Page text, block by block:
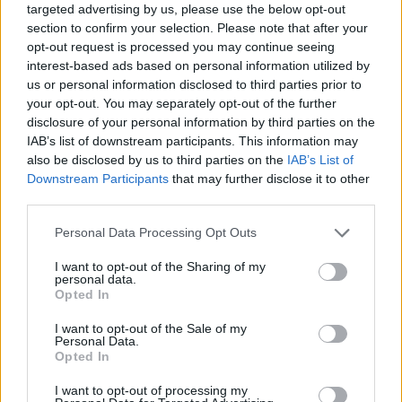
targeted advertising by us, please use the below opt-out
section to confirm your selection. Please note that after your
opt-out request is processed you may continue seeing
interest-based ads based on personal information utilized by
us or personal information disclosed to third parties prior to
your opt-out. You may separately opt-out of the further
disclosure of your personal information by third parties on the
IAB’s list of downstream participants. This information may
also be disclosed by us to third parties on the IAB’s List of
Downstream Participants that may further disclose it to other
Personal Data Processing Opt Outs
I want to opt-out of the Sharing of my
personal data.
Opted In
I want to opt-out of the Sale of my
Personal Data.
Opted In
I want to opt-out of processing my
vostro segno, così potrete soddisfare i vostri
tanti lussi personali. Transito di Mercurio
molto favorevole ai viaggi, nel lavoro
diventate bravissimi quando lo affrontate
come fosse un passatempo. Marte: una spina
d’amore? P.S. Gemelli, interesse passionale,
flirt.
Curate i vostri raffreddori, allergie. Dovete
essere in forma perfetta per la prossima
settimana quando Mercurio passerà nel
settore del lavoro quotidiano e chiederà dei
ritmi molto intensi. Giove in opposizione può
provocare delle crisi, ma vi spinge anche a
saltare sul carro del vincitore. Risparmiate le